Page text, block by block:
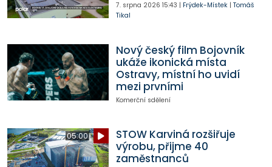
7. srpna 2026 15:43 | Frýdek-Místek| Tomáš
Tikal
Nový český film Bojovník
ukáže ikonická místa
Ostravy, místní ho uvidí
mezi prvními
Komerční sdělení
05:00
STOW Karviná rozšiřuje
výrobu, přijme 40
zaměstnanců